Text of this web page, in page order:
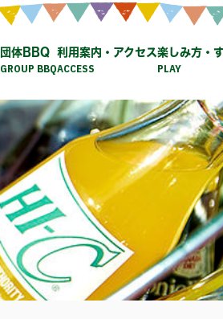
団体BBQ
GROUP BBQ
利用案内・アクセス
ACCESS
楽しみ方・
PLAY